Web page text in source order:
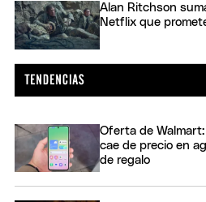
Alan Ritchson
Netflix que
Oferta de
cae de precio en
de regalo